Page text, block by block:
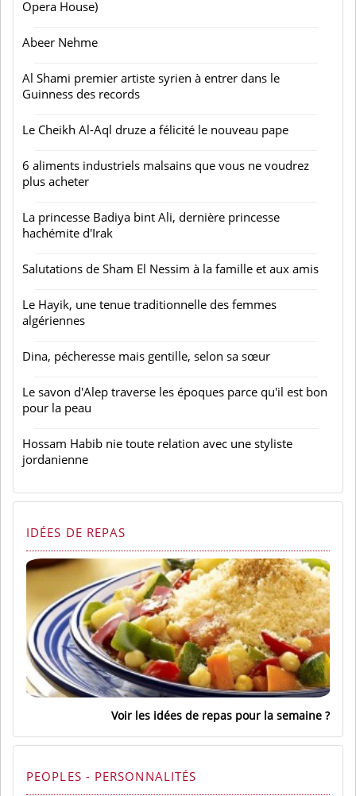
Opera House)
Abeer Nehme
Al Shami premier artiste syrien à entrer dans le
Guinness des records
Le Cheikh Al-Aql druze a félicité le nouveau pape
6 aliments industriels malsains que vous ne voudrez
plus acheter
La princesse Badiya bint Ali, dernière princesse
hachémite d'Irak
Salutations de Sham El Nessim à la famille et aux amis
Le Hayik, une tenue traditionnelle des femmes
algériennes
Dina, pécheresse mais gentille, selon sa sœur
Le savon d'Alep traverse les époques parce qu'il est bon
pour la peau
Hossam Habib nie toute relation avec une styliste
jordanienne
IDÉES DE REPAS
Voir les idées de repas pour la semaine
PEOPLES - PERSONNALITÉS